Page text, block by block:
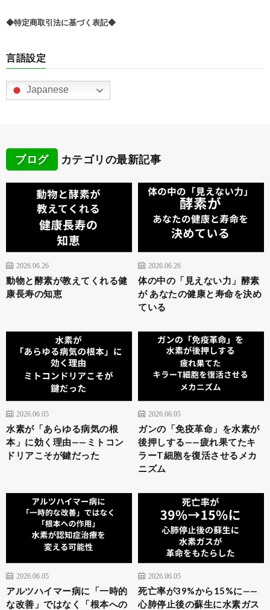
◆特定商取引法に基づく表記◆
言語設定
Japanese
ブログ カテゴリの最新記事
2026.06.26
動物と酵素が教えてくれる健
康長寿の知恵
2026.06.26
体の中の「見えない力」酵素
が あなたの健康と寿命を決め
ている
2026.06.05
水素が「あらゆる病気の根
本」に効く理由——ミトコン
ドリアこそが鍵だった
2026.06.05
ガンの「免疫革命」を水素が
後押しする——疲れ果てたキ
ラーT細胞を復活させるメカ
ニズム
2026.06.05
アルツハイマー病に「一時的
な改善」ではなく「根本への
2026.06.05
死亡率が39%から15%に——
心肺停止後の蘇生に水素ガス